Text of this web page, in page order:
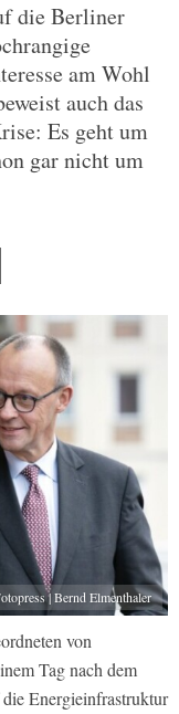
die Berliner
am Wohl
auch das
Es geht um
gar nicht um
| Bernd Elmenthaler
von
Tag nach dem
Energieinfrastruktur